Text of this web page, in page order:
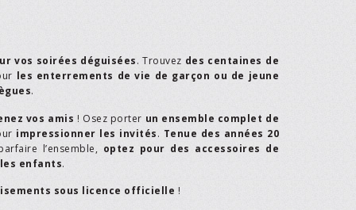
vos soirées déguisées. Trouvez des centaines de
les enterrements de vie de garçon ou de jeune
.
vos amis ! Osez porter un ensemble complet de
impressionner les invités. Tenue des années 20
l’ensemble, optez pour des accessoires de
les enfants.
sous licence officielle !